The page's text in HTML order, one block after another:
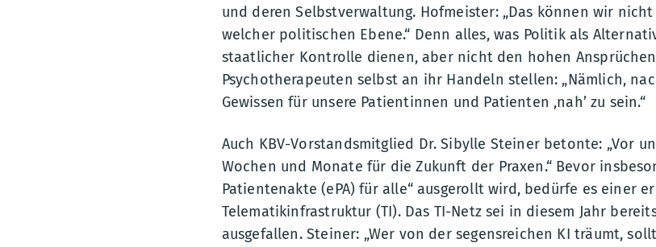
und deren Selbstverwaltung. Hofmeister: „Das können wir
welcher politischen Ebene.“ Denn alles, was Politik als
staatlicher Kontrolle dienen, aber nicht den hohen
Psychotherapeuten selbst an ihr Handeln stellen: „Nämlich,
Gewissen für unsere Patientinnen und Patienten ,nah’ zu sein.“
Auch KBV-Vorstandsmitglied Dr. Sibylle Steiner betonte: „Vor
Wochen und Monate für die Zukunft der Praxen.“ Bevor
Patientenakte (ePA) für alle“ ausgerollt wird, bedürfe es einer
Telematikinfrastruktur (TI). Das TI-Netz sei in diesem Jahr
ausgefallen. Steiner: „Wer von der segensreichen KI träumt,